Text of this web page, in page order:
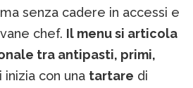
senza cadere in accessi e
chef. Il menu si articola
tra antipasti, primi,
inizia con una tartare di